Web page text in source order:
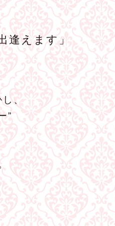
逢えます」
、
”